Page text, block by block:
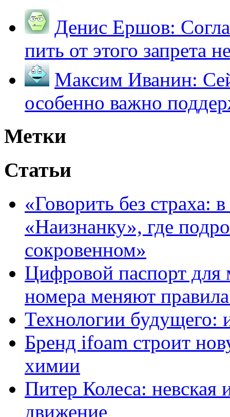
Денис Ершов:
пить от этого запрета
Максим Иванин:
особенно важно
Метки
Статьи
«Говорить без страха:
«Наизнанку», где
сокровенном»
Цифровой паспорт для
номера меняют
Технологии будущего:
Бренд ifoam строит
химии
Питер Колеса: невская
движение